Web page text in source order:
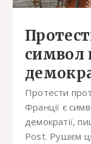
символ
Протести
Франції є
демократії,
Post. Рушієм